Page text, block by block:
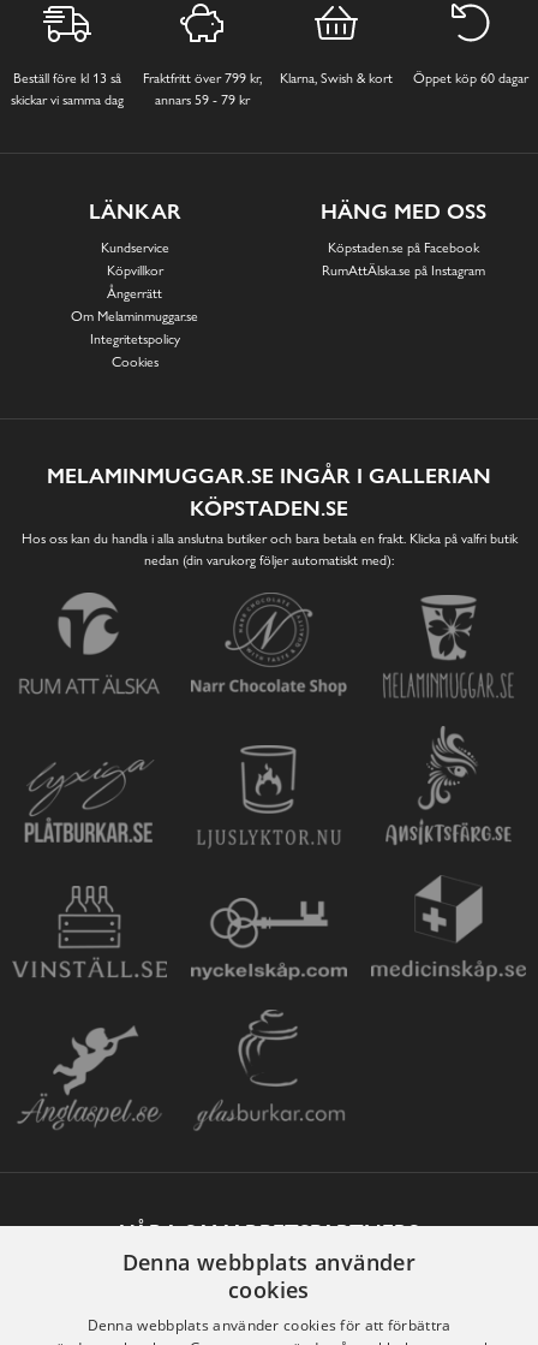
Beställ före kl 13 så
skickar vi samma dag
Fraktfritt över 799 kr,
annars 59 - 79 kr
Klarna, Swish & kort Öppet köp 60 dagar
LÄNKAR
Kundservice
Köpvillkor
Ångerrätt
Om Melaminmuggar.se
Integritetspolicy
Cookies
HÄNG MED OSS
Köpstaden.se på Facebook
RumAttÄlska.se på Instagram
MELAMINMUGGAR.SE INGÅR I GALLERIAN
KÖPSTADEN.SE
Hos oss kan du handla i alla anslutna butiker och bara betala en frakt. Klicka på valfri butik
nedan (din varukorg följer automatiskt med):
VÅRA SAMARBETSPARTNERS
Denna webbplats använder
cookies
Denna webbplats använder cookies för att förbättra